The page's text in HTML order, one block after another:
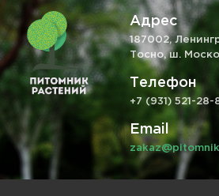
Адрес
187002,
Тосно, ш.
Телефон
+7 (931) 521-28-
Email